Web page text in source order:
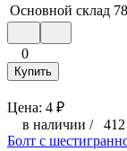
Основной склад 78
0
Купить
Цена: 4 ₽
в наличии /
Болт с